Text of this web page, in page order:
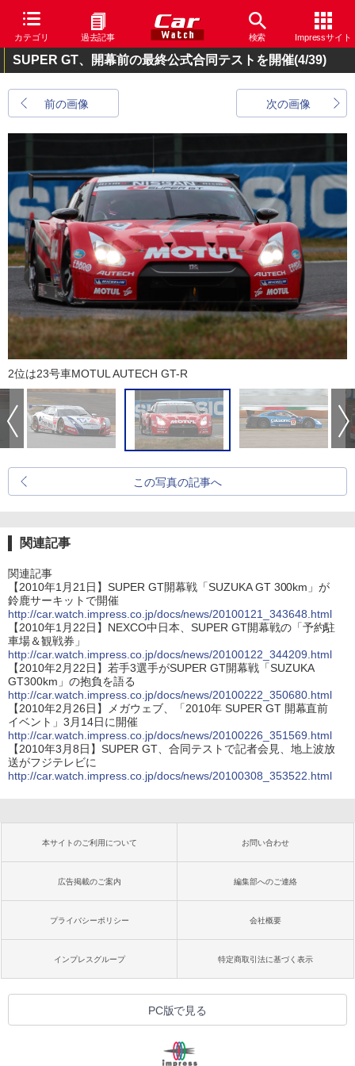
カテゴリ 過去記事 検索 Impressサイト
SUPER GT、開幕前の最終公式合同テストを開催(4/39)
前の画像 次の画像
2位は23号車MOTUL AUTECH GT-R
この写真の記事へ
関連記事
関連記事
【2010年1月21日】SUPER GT開幕戦「SUZUKA GT 300km」が
鈴鹿サーキットで開催
http://car.watch.impress.co.jp/docs/news/20100121_343648.html
【2010年1月22日】NEXCO中日本、SUPER GT開幕戦の「予約駐
車場＆観戦券」
http://car.watch.impress.co.jp/docs/news/20100122_344209.html
【2010年2月22日】若手3選手がSUPER GT開幕戦「SUZUKA
GT300km」の抱負を語る
http://car.watch.impress.co.jp/docs/news/20100222_350680.html
【2010年2月26日】メガウェブ、「2010年 SUPER GT 開幕直前
イベント」3月14日に開催
http://car.watch.impress.co.jp/docs/news/20100226_351569.html
【2010年3月8日】SUPER GT、合同テストで記者会見、地上波放
送がフジテレビに
http://car.watch.impress.co.jp/docs/news/20100308_353522.html
本サイトのご利用について お問い合わせ
広告掲載のご案内 編集部へのご連絡
プライバシーポリシー 会社概要
インプレスグループ 特定商取引法に基づく表示
PC版で見る